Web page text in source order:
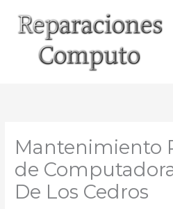
contenido
Mantenimiento
de
De Los Cedros